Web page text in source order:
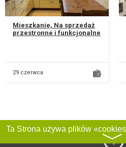
Mieszkanie, Na sprzedaż
przestronne i funkcjonalne
29 czerwca
〉